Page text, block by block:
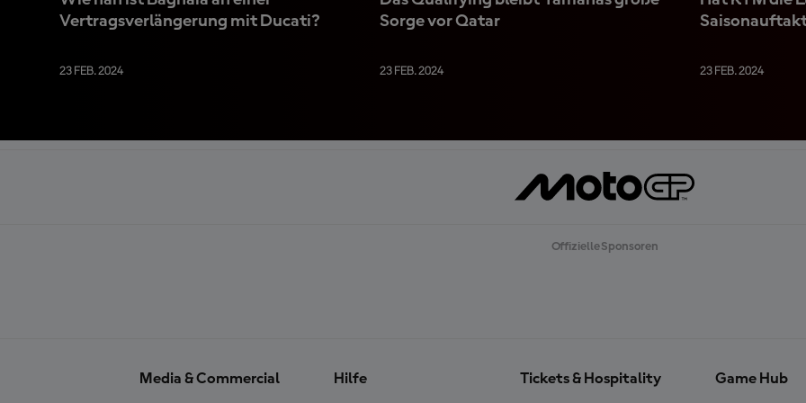
Vertragsverlängerung mit Ducati?
23 FEB. 2024
Sorge vor Qatar
23 FEB. 2024 23 FEB. 2024
Offizielle Sponsoren
Media & Commercial Hilfe Tickets & Hospitality Game Hub